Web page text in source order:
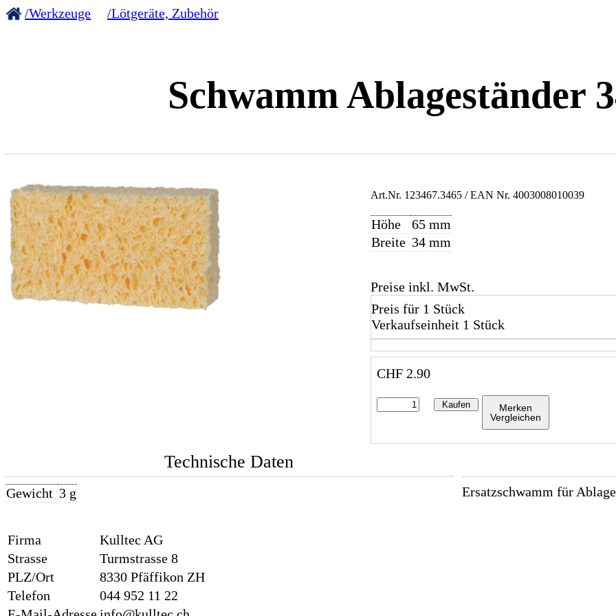
/Werkzeuge /Lötgeräte, Zubehör
Schwamm Ablageständer
Art.Nr. 123467.3465 / EAN Nr.4003008010039
Höhe
65 mm
Breite 34 mm
Preise inkl. MwSt.
Preis für 1 Stück
Verkaufseinheit 1 Stück
CHF 2.90
Kaufen
Merken
Vergleichen
Technische Daten
Gewicht 3 g Ersatzschwamm für
Firma
Kulltec AG
Strasse
Turmstrasse 8
PLZ/Ort
8330 Pfäffikon ZH
Telefon
044 952 11 22